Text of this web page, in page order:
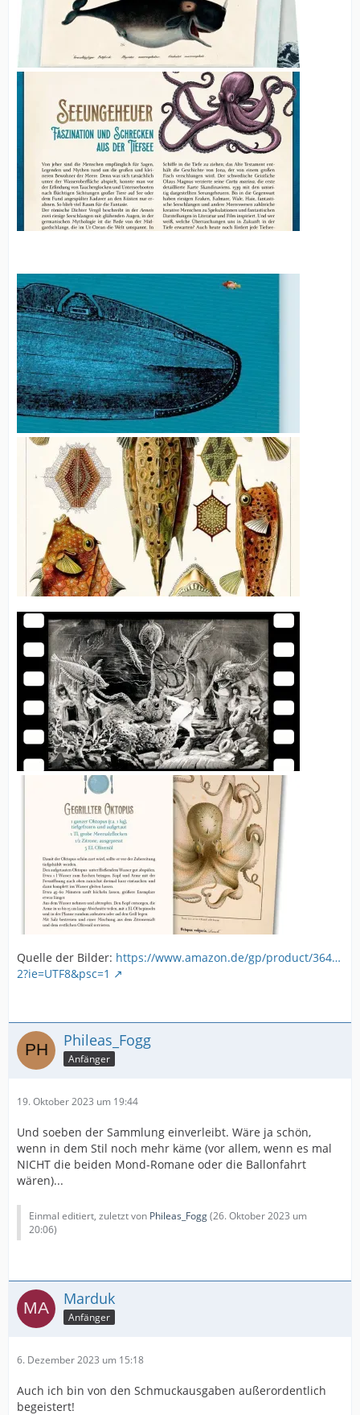
Quelle der Bilder: https://www.amazon.de/gp/product/364…
2?ie=UTF8&psc=1
Phileas_Fogg
Anfänger
19. Oktober 2023 um 19:44
Und soeben der Sammlung einverleibt. Wäre ja schön,
wenn in dem Stil noch mehr käme (vor allem, wenn es mal
NICHT die beiden Mond-Romane oder die Ballonfahrt
wären)...
Einmal editiert, zuletzt von Phileas_Fogg(26. Oktober 2023 um
20:06)
Marduk
Anfänger
6. Dezember 2023 um 15:18
Auch ich bin von den Schmuckausgaben außerordentlich
begeistert!